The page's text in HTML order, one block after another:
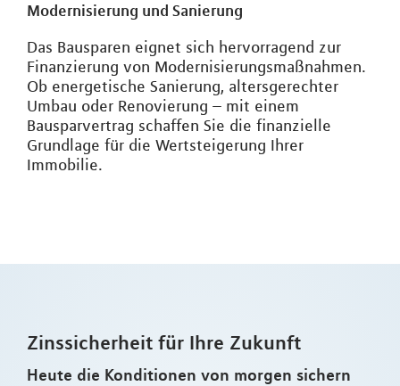
Modernisierung und Sanierung
Das Bausparen eignet sich hervorragend zur
Finanzierung von Modernisierungsmaßnahmen.
Ob energetische Sanierung, altersgerechter
Umbau oder Renovierung – mit einem
Bausparvertrag schaffen Sie die finanzielle
Grundlage für die Wertsteigerung Ihrer
Immobilie.
Zinssicherheit für Ihre Zukunft
Heute die Konditionen von morgen sichern